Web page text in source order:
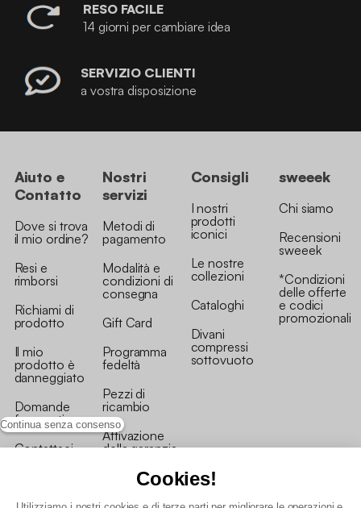
Continua senza consenso
Cookies!
RESO FACILE
14 giorni per cambiare idea
SERVIZIO CLIENTI
a vostra disposizione
Aiuto e
Contatto
Dove si trova
il mio ordine?
Resi e
rimborsi
Richiami di
prodotto
Il mio
prodotto è
danneggiato
Domande
frequenti
Contattaci
Nostri
servizi
Metodi di
pagamento
Modalità e
condizioni di
consegna
Gift Card
Programma
fedeltà
Pezzi di
ricambio
Attivazione
della garanzia
Consigli
I nostri
prodotti
iconici
Le nostre
collezioni
Cataloghi
Divani
compressi
sottovuoto
sweeek
Chi siamo
Recensioni
sweeek
*Condizioni
delle offerte
e codici
promozionali